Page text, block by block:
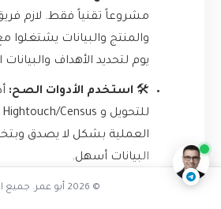
مشروعاً تقنياً فقط. لازم
والمنتج والبيانات
يوم لتحديد الأهداف
🛠️ استخدم الأدوات الصح:
العملية بشكل لا يصدق
البيانات أسهل.
ابدأ صغيرًا، ثم توسع:لا
تفاعل مع الذكاء الاصطناعي
ناقشنا على تليجرام@AbuOmarTech_bot
© 2026 أبو عمر. جميع الحقوق محفوظة.